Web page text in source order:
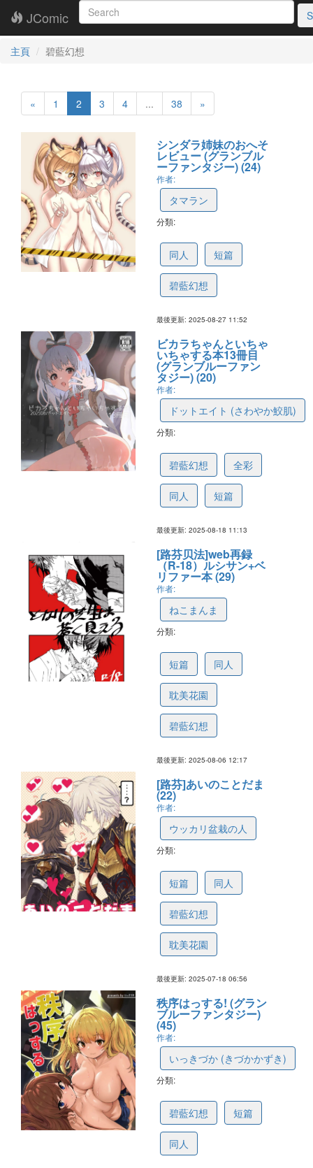
JComic
主頁 碧藍幻想
« 1 2 3 4 ... 38 »
シンダラ姉妹のおへそ
レビュー (グランブル
ーファンタジー) (24)
作者:
タマラン
分類:
同人 短篇
碧藍幻想
最後更新: 2025-08-27 11:52
ビカラちゃんといちゃ
いちゃする本13冊目
(グランブルーファン
タジー) (20)
作者:
ドットエイト (さわやか鮫肌)
分類:
碧藍幻想 全彩
同人 短篇
最後更新: 2025-08-18 11:13
[路芬贝法]web再録
（R-18）ルシサン+ベ
リファー本 (29)
作者:
ねこまんま
分類:
短篇 同人
耽美花園
碧藍幻想
最後更新: 2025-08-06 12:17
[路芬]あいのことだま
(22)
作者:
ウッカリ盆栽の人
分類:
短篇 同人
碧藍幻想
耽美花園
最後更新: 2025-07-18 06:56
秩序はっする! (グラン
ブルーファンタジー)
(45)
作者:
いっきづか (きづかかずき)
分類:
碧藍幻想 短篇
同人